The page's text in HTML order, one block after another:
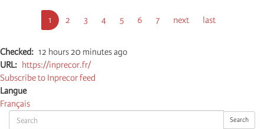
Search Search
Current
page
1 Page
2 Page
3 Page
4 Page
5 Page
6 Page
7
Next
next
Last
last
Checked
12 hours 20 minutes ago
URL
https://inprecor.fr/
Subscribe to Inprecor feed
Langue
Français